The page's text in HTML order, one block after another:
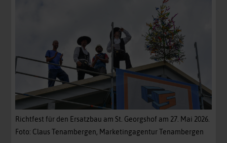
Richtfest für den Ersatzbau am St. Georgshof am 27. Mai 2026.
Foto: Claus Tenambergen, Marketingagentur Tenambergen